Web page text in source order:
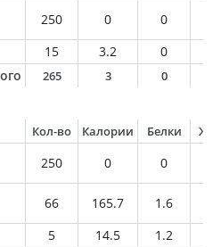
250 0 0
15 3.2 0
265 3 0
Кол-во Калории Белки
250 0 0
66 165.7 1.6
5 14.5 1.2